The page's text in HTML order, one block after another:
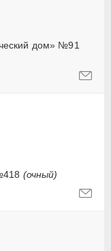
дом» №91
(очный)